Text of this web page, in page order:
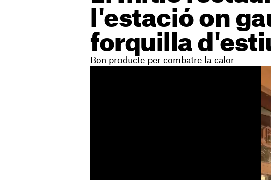
l'estació on
forquilla
Bon producte per combatre la calor